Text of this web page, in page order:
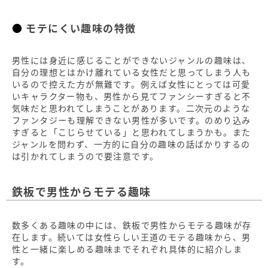
モテにくい趣味の特徴
男性には身近に感じることができないジャンルの趣味は、
自分の理想とはかけ離れている女性だと思ってしまう人も
いるので控えた方が無難です。例えば女性にとっては可愛
いキャラクター物も、男性から見てファンシーすぎると不
気味だと思われてしまうことがあります。二次元のような
ファンタジーも理解できない男性が多いです。のめり込み
すぎると「こじらせている」と思われてしまうかも。また
ジャンルを問わず、一方的に自分の趣味の話ばかりするの
は引かれてしまうので要注意です。
鉄板で男性からモテる趣味
数多くある趣味の中には、鉄板で男性からモテる趣味が存
在します。続いては女性らしい王道のモテる趣味から、男
性と一緒に楽しめる趣味までそれぞれ具体的に紹介しま
す。